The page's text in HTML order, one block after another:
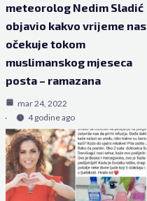
meteorolog Nedim Sladić
objavio kakvo vrijeme nas
očekuje tokom
muslimanskog mjeseca
posta – ramazana
mar 24, 2022
4 godine ago